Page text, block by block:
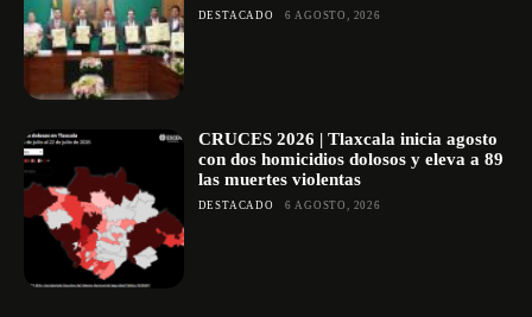
DESTACADO 6 AGOSTO, 2026
CRUCES 2026 | Tlaxcala inicia agosto
con dos homicidios dolosos y eleva a 89
las muertes violentas
DESTACADO 6 AGOSTO, 2026